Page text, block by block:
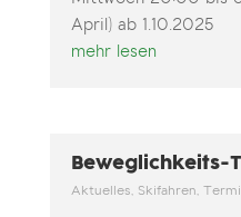
April) ab 1.10.2025
mehr lesen
Beweglichkeits-
Aktuelles, Skifahren,